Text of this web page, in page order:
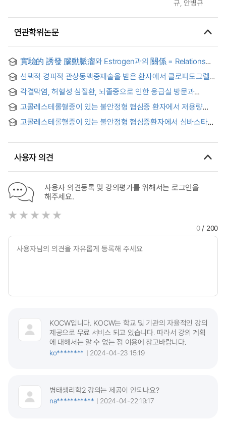
규, 안병규
연관학위논문
實驗的 誘發 腦動脈瘤와 Estrogen과의 關係 = Relations
estrogen in rats
선택적 경피적 관상동맥중재술을 받은 환자에서 클로피도그렐
clopidogrel loading in patients underwent elective
percutaneous coronary intervention
각결막염, 허혈성 심질환, 뇌졸중으로 인한 응급실 방문과
고콜레스테롤혈증이 있는 불안정형 협심증 환자에서 저용량
Change of Cholesterol level and IL-6, CRP in Unstable
Simvastatin Therapy
고콜레스테롤혈증이 있는 불안정형 협심증환자에서 심바스타틴
Simvastatin Therapy
사용자 의견
사용자 의견등록 및 강의평가를 위해서는 로그인을
해주세요.
0/ 200
KOCW입니다. KOCW는 학교 및 기관의 자율적인 강의
제공으로 무료 서비스 되고 있습니다. 따라서 강의 계획
에 대해서는 알 수 없는 점 이용에 참고바랍니다.
ko********
2024-04-23 15:19
병태생리학2 강의는 제공이 안되나요?
na***********
2024-04-22 19:17